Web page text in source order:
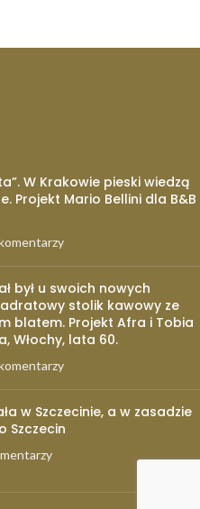
W Krakowie pieski wiedzą
Projekt Mario Bellini dla B&B
był u swoich nowych
stolik kawowy ze
blatem. Projekt Afra i Tobia
Włochy, lata 60.
w Szczecinie, a w zasadzie
Szczecin